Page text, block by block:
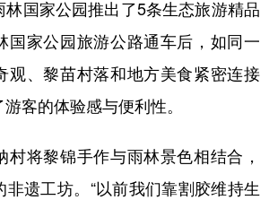
林国家公园推出了5条生态旅游精品
国家公园旅游公路通车后，如同一
观、黎苗村落和地方美食紧密连接
客的体验感与便利性。
将黎锦手作与雨林景色相结合，
非遗工坊。“以前我们靠割胶维持生